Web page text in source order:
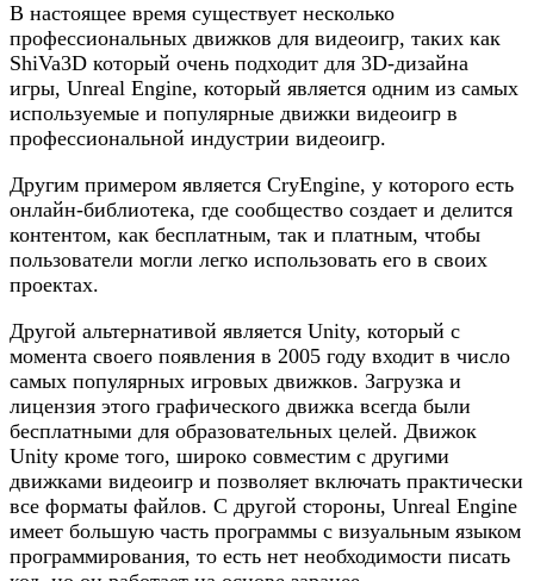
В настоящее время существует несколько
профессиональных движков для видеоигр, таких как
ShiVa3D который очень подходит для 3D-дизайна
игры, Unreal Engine, который является одним из самых
используемые и популярные движки видеоигр в
профессиональной индустрии видеоигр.
Другим примером является CryEngine, у которого есть
онлайн-библиотека, где сообщество создает и делится
контентом, как бесплатным, так и платным, чтобы
пользователи могли легко использовать его в своих
проектах.
Другой альтернативой является Unity, который с
момента своего появления в 2005 году входит в число
самых популярных игровых движков. Загрузка и
лицензия этого графического движка всегда были
бесплатными для образовательных целей. Движок
Unity кроме того, широко совместим с другими
движками видеоигр и позволяет включать практически
все форматы файлов. С другой стороны, Unreal Engine
имеет большую часть программы с визуальным языком
программирования, то есть нет необходимости писать